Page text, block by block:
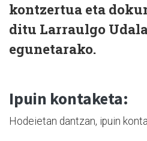
kontzertua eta
ditu Larraulgo
egunetarako.
Ipuin kontaketa:
Hodeietan dantzan, ipuin